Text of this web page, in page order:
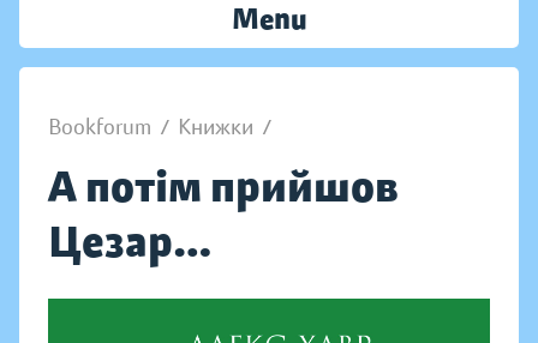
Menu
Bookforum / Книжки /
А потім прийшов
Цезар…